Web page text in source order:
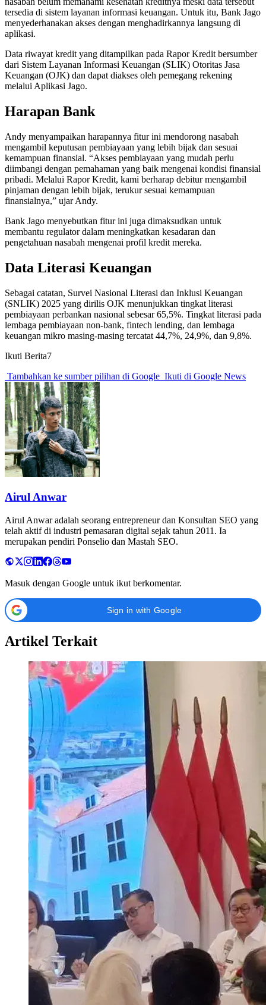
tersedia di sistem layanan informasi keuangan. Untuk itu, Bank Jago
menyederhanakan akses dengan menghadirkannya langsung di
aplikasi.
Data riwayat kredit yang ditampilkan pada Rapor Kredit bersumber
dari Sistem Layanan Informasi Keuangan (SLIK) Otoritas Jasa
Keuangan (OJK) dan dapat diakses oleh pemegang rekening
melalui Aplikasi Jago.
Harapan Bank
Andy menyampaikan harapannya fitur ini mendorong nasabah
mengambil keputusan pembiayaan yang lebih bijak dan sesuai
kemampuan finansial. “Akses pembiayaan yang mudah perlu
diimbangi dengan pemahaman yang baik mengenai kondisi finansial
pribadi. Melalui Rapor Kredit, kami berharap debitur mengambil
pinjaman dengan lebih bijak, terukur sesuai kemampuan
finansialnya,” ujar Andy.
Bank Jago menyebutkan fitur ini juga dimaksudkan untuk
membantu regulator dalam meningkatkan kesadaran dan
pengetahuan nasabah mengenai profil kredit mereka.
Data Literasi Keuangan
Sebagai catatan, Survei Nasional Literasi dan Inklusi Keuangan
(SNLIK) 2025 yang dirilis OJK menunjukkan tingkat literasi
pembiayaan perbankan nasional sebesar 65,5%. Tingkat literasi pada
lembaga pembiayaan non-bank, fintech lending, dan lembaga
keuangan mikro masing-masing tercatat 44,7%, 24,9%, dan 9,8%.
Ikuti Berita7
Tambahkan ke sumber pilihan di Google Ikuti di Google News
Airul Anwar
Airul Anwar adalah seorang entrepreneur dan Konsultan SEO yang
telah aktif di industri pemasaran digital sejak tahun 2011. Ia
merupakan pendiri Ponselio dan Mastah SEO.
Masuk dengan Google untuk ikut berkomentar.
Sign in with Google
Artikel Terkait